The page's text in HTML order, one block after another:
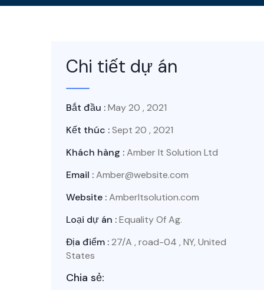
Chi tiết dự án
Bắt đầu :May 20 , 2021
Kết thúc :Sept 20 , 2021
Khách hàng :Amber It Solution Ltd
Email :Amber@website.com
Website :AmberItsolution.com
Loại dự án :Equality Of Ag.
Địa điểm :27/A , road-04 , NY, United
States
Chia sẻ: